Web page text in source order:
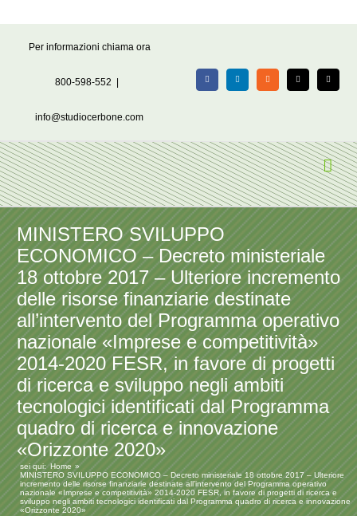
Per informazioni chiama ora
800-598-552
info@studiocerbone.com
FacebookLinkedIn Rss X Email
MINISTERO SVILUPPO
ECONOMICO – Decreto ministeriale
18 ottobre 2017 – Ulteriore incremento
delle risorse finanziarie destinate
all’intervento del Programma operativo
nazionale «Imprese e competitività»
2014-2020 FESR, in favore di progetti
di ricerca e sviluppo negli ambiti
tecnologici identificati dal Programma
quadro di ricerca e innovazione
«Orizzonte 2020»
sei qui: Home
MINISTERO SVILUPPO ECONOMICO – Decreto ministeriale 18 ottobre 2017 – Ulteriore
incremento delle risorse finanziarie destinate all’intervento del Programma operativo
nazionale «Imprese e competitività» 2014-2020 FESR, in favore di progetti di ricerca e
sviluppo negli ambiti tecnologici identificati dal Programma quadro di ricerca e innovazione
«Orizzonte 2020»